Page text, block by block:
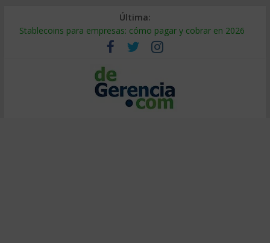
Última:
Stablecoins para empresas: cómo pagar y cobrar en 2026
Despido silencioso: qué es y por qué sale tan caro
IA en selección de personal: cómo auditarla a tiempo
Trabajo forzoso en la cadena de suministro: qué hacer
Mercado hispano de EE. UU.: cómo segmentarlo y venderle